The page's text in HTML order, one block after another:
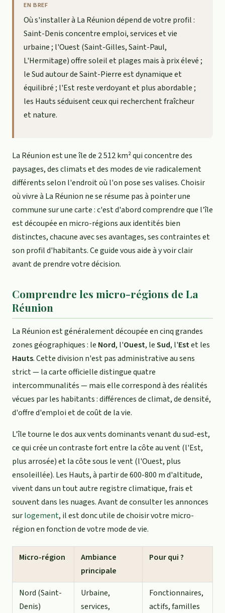
EN BREF
Où s'installer à La Réunion dépend de votre profil :
Saint-Denis concentre emploi, services et vie
urbaine ; l'Ouest (Saint-Gilles, Saint-Paul,
L'Hermitage) offre soleil et plages mais à prix élevé ;
le Sud autour de Saint-Pierre est dynamique et
équilibré ; l'Est reste verdoyant et plus abordable ;
les Hauts séduisent ceux qui recherchent fraîcheur
et nature.
La Réunion est une île de 2 512 km² qui concentre des
paysages, des climats et des modes de vie radicalement
différents selon l'endroit où l'on pose ses valises. Choisir
où vivre à La Réunion ne se résume pas à pointer une
commune sur une carte : c'est d'abord comprendre que l'île
est découpée en micro-régions aux identités bien
distinctes, chacune avec ses avantages, ses contraintes et
son profil d'habitants. Ce guide vous aide à y voir clair
avant de prendre votre décision.
Comprendre les micro-régions de La
Réunion
La Réunion est généralement découpée en cinq grandes
zones géographiques : le Nord, l'Ouest, leSud, l'Estet les
Hauts. Cette division n'est pas administrative au sens
strict — la carte officielle distingue quatre
intercommunalités — mais elle correspond à des réalités
vécues par les habitants : différences de climat, de densité,
d'offre d'emploi et de coût de la vie.
L'île tourne le dos aux vents dominants venant du sud-est,
ce qui crée un contraste fort entre la côte au vent (l'Est,
plus arrosée) et la côte sous le vent (l'Ouest, plus
ensoleillée). Les Hauts, à partir de 600-800 m d'altitude,
vivent dans un tout autre registre climatique, frais et
souvent dans les nuages. Avant de consulter les annonces
surlogement, il est donc utile de choisir votre micro-
région en fonction de votre mode de vie.
Micro-région
Ambiance
principale
Pour qui ?
Nord (Saint-
Denis)
Urbaine,
services,
Fonctionnaires,
actifs, familles